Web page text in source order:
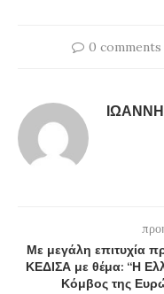
0 comments
Με μεγάλη επιτυχία
ΚΕΔΙΣΑ με θέμα: “Η
Κόμβος της